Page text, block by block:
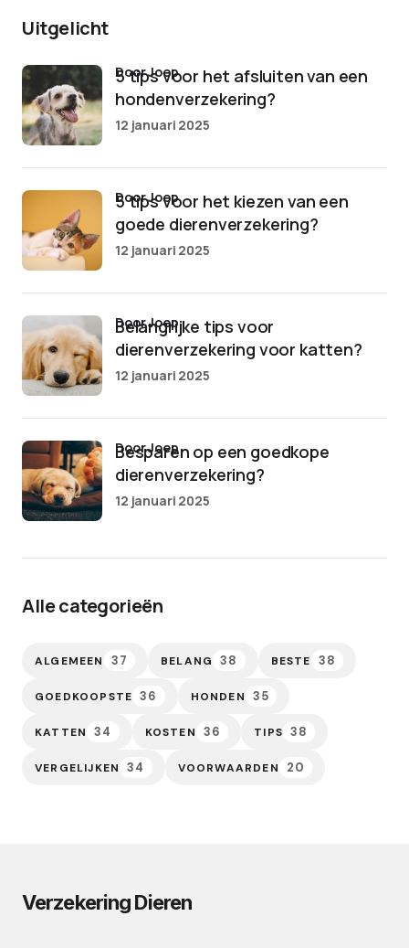
Uitgelicht
5 tips voor het afsluiten van een
hondenverzekering?
door Joep
12 januari 2025
5 tips voor het kiezen van een
goede dierenverzekering?
door Joep
12 januari 2025
Belangrijke tips voor
dierenverzekering voor katten?
door Joep
12 januari 2025
Besparen op een goedkope
dierenverzekering?
door Joep
12 januari 2025
Alle categorieën
ALGEMEEN 37 BELANG 38 BESTE 38
GOEDKOOPSTE 36 HONDEN 35
KATTEN 34 KOSTEN 36 TIPS 38
VERGELIJKEN 34 VOORWAARDEN 20
Verzekering Dieren